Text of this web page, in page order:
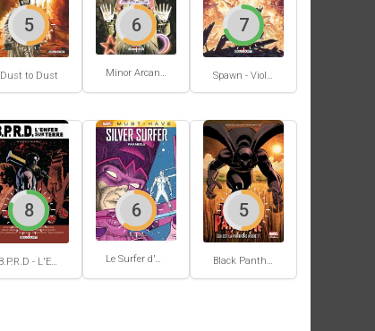
Dust to Dust
5
Minor Arcana #2
6
Spawn - Violator - Origines
7
B.P.R.D - L'Enfer sur Terre #4
8
Le Surfer d'Argent Par Stan Lee / Moebius
6
Black Panther
5